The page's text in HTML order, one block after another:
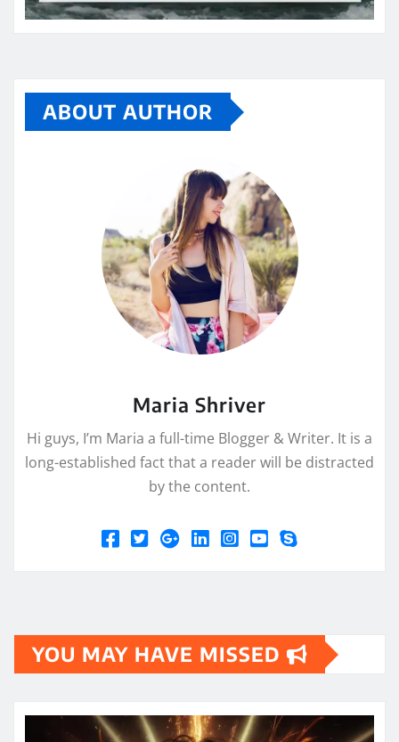
ABOUT AUTHOR
Maria Shriver
Hi guys, I’m Maria a full-time Blogger & Writer. It is a
long-established fact that a reader will be distracted
by the content.
YOU MAY HAVE MISSED